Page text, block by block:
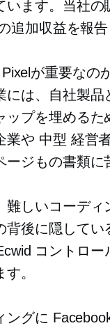
います。当社
追加収益を報告
Pixelが重要な
には、自社製
ップを埋める
業や 中型 経営
ージもの書類に
難しいコーデ
背後に隠して
コントロ
。
ングに